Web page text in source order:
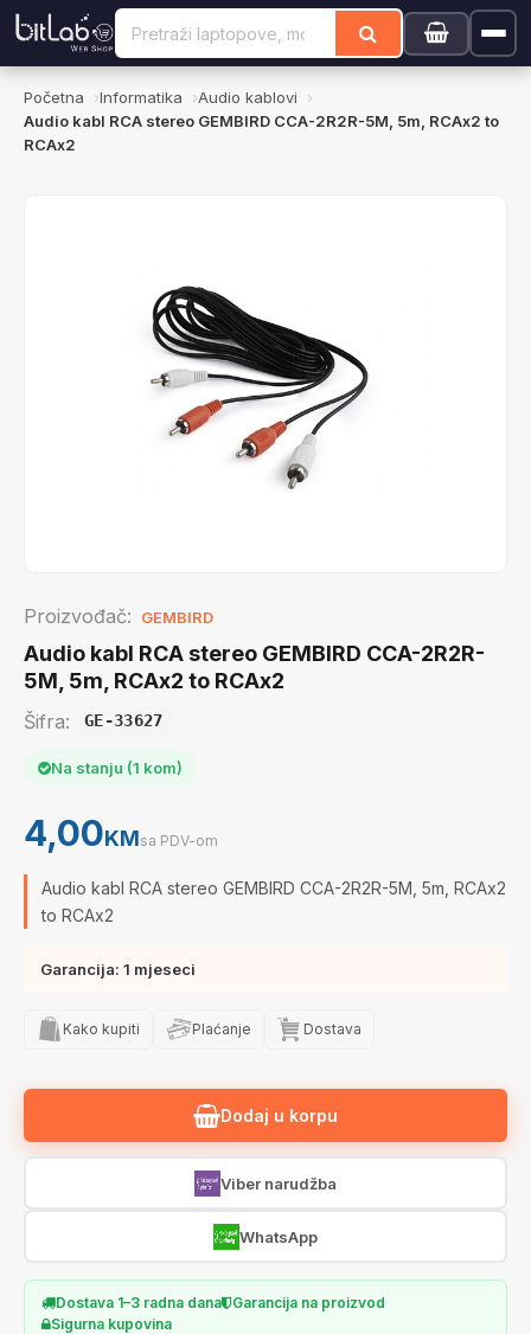
Početna Informatika
Audio kablovi
Audio kabl RCA stereo GEMBIRD CCA-2R2R-5M, 5m, RCAx2 to
RCAx2
Proizvođač: GEMBIRD
Audio kabl RCA stereo GEMBIRD CCA-2R2R-
5M, 5m, RCAx2 to RCAx2
Šifra: GE-33627
Na stanju (1 kom)
4,00KMsa PDV-om
Audio kabl RCA stereo GEMBIRD CCA-2R2R-5M, 5m, RCAx2
to RCAx2
Garancija: 1 mjeseci
Kako kupiti Plaćanje Dostava
Dodaj u korpu
Viber narudžba
WhatsApp
Dostava 1–3 radna dana
Garancija na proizvod
Sigurna kupovina